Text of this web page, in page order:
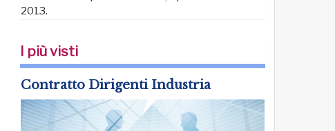
2013.
I più visti
Contratto Dirigenti Industria